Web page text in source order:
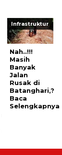
Infrastruktur
Nah..!!!
Masih
Banyak
Jalan
Rusak di
Batanghari,?
Baca
Selengkapnya